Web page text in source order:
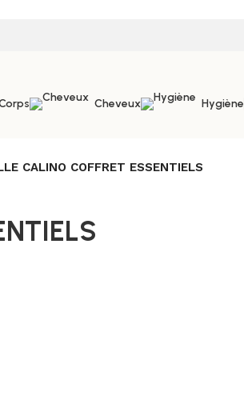
Cheveux Hygiène
CALINO COFFRET ESSENTIELS